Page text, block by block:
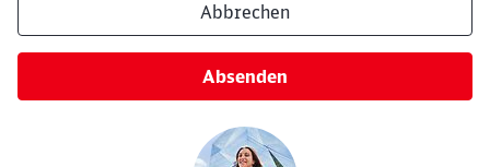
Abbrechen
Absenden